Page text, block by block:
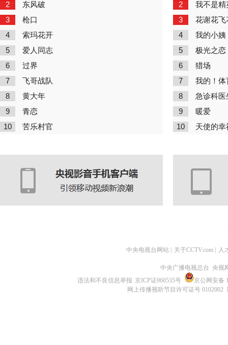
2 东风破
3 枪口
4 索玛花开
5 爱人同志
6 过界
7 飞哥战队
8 黄大年
9 青恋
10 苦乐村官
2 我不是精
3 花谢花飞
4 我的小姨
5 极光之恋
6 猎场
7 我的！体
8 急诊科医
9 暖爱
10 天使的幸
中央电视台网站 关于CCTV.com 人
中央广播电视总台 央视
违法和不良信息举报 京ICP证060535号
京公网安备
网上传播视听节目许可证号 0102002